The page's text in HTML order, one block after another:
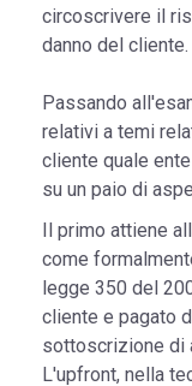
circoscrivere il
danno del cliente.
Passando
relativi a temi
cliente quale
su un paio di
Il primo attiene
come
legge 350 del
cliente e pagato
sottoscrizione di
L'upfront, nella